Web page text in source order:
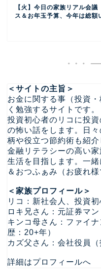
【火】今日の家族リアル会
ス＆お年玉予算、今年は総額
＜サイトの主旨＞
お金に関する事（投資
く勉強するサイトです。
投資初心者のリコに投
の怖い話をします。日
柄や役立つ節約術も紹介
金融リテラシーの高い
生活を目指します。一
＆おつふぁみ（お疲れ様
＜家族プロフィール＞
リコ：新社会人、投資初
ロキ兄さん：元証券マ
キンコ母さん：ファイ
歴：20+年）
カズ父さん：会社役員（
詳細はプロフィールへ